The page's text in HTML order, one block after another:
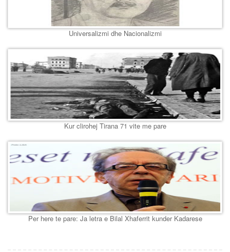
Universalizmi dhe Nacionalizmi
Kur clirohej Tirana 71 vite me pare
Per here te pare: Ja letra e Bilal Xhaferrit kunder Kadarese